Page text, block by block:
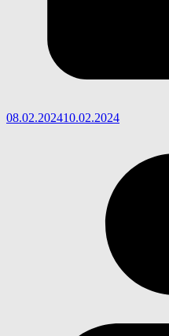
08.02.202410.02.2024